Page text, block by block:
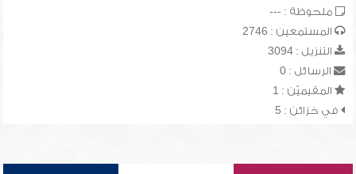
ملحوظة : ---
المستمعين : 2746
التنزيل : 3094
الرسائل : 0
المقيميّن : 1
في خزائن : 5